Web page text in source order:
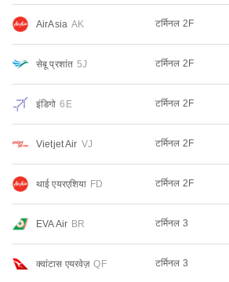
AirAsia AK टर्मिनल 2F
सेबू प्रशांत 5J टर्मिनल 2F
इंडिगो 6E टर्मिनल 2F
Vietjet Air VJ टर्मिनल 2F
थाई एयरएशिया FD टर्मिनल 2F
EVA Air BR टर्मिनल 3
क्वांटास एयरवेज़ QF टर्मिनल 3